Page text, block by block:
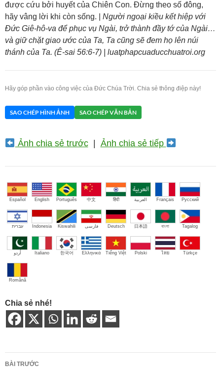
được cứu bởi huyết của Chiên Con. Đừng theo số đông,
hãy vâng lời khi còn sống. | Người ngoại kiều kết hiệp với
Đức Giê-hô-va để phục vụ Ngài, trở thành đầy tớ của Ngài…
và giữ chặt giao ước của Ta, Ta cũng sẽ đem họ lên núi
thánh của Ta. (Ê-sai 56:6-7) | luatphapcuaducchuatroi.org
Hãy góp phần vào công việc của Đức Chúa Trời. Chia sẻ thông điệp này!
SAO CHÉP HÌNH ẢNH SAO CHÉP VĂN BẢN
Ảnh chia sẻ trước| Ảnh chia sẻ tiếp
Español English Português 中文 हिंदी العربية Français Русский
עברית Indonesia Kiswahili فارسی Deutsch 日本語 বাংলা Tagalog
اُردو Italiano 한국어 Ελληνικά Tiếng Việt Polski ไทย Türkçe
Română
Chia sẻ nhé!
Điều
BÀI TRƯỚC